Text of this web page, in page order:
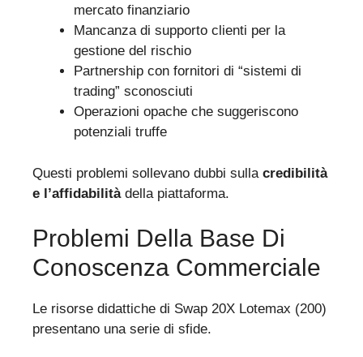
mercato finanziario
Mancanza di supporto clienti per la
gestione del rischio
Partnership con fornitori di “sistemi di
trading” sconosciuti
Operazioni opache che suggeriscono
potenziali truffe
Questi problemi sollevano dubbi sulla credibilità
e l’affidabilitàdella piattaforma.
Problemi Della Base Di
Conoscenza Commerciale
Le risorse didattiche di Swap 20X Lotemax (200)
presentano una serie di sfide.